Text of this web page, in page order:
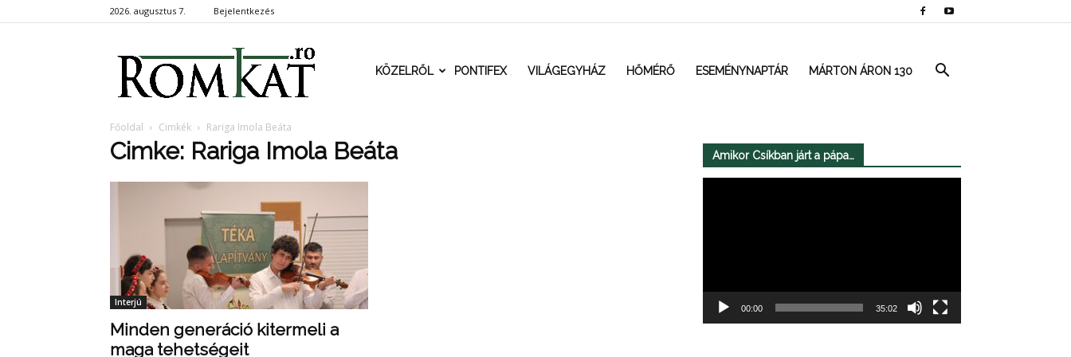
2026. augusztus 7. Bejelentkezés
RomKat.roKÖZELRŐL PONTIFEX VILÁGEGYHÁZ HŐMÉRŐ ESEMÉNYNAPTÁR MÁRTON ÁRON 130
Főoldal Cimkék Rariga Imola Beáta
Cimke: Rariga Imola Beáta
Interjú
Minden generáció kitermeli a
maga tehetségeit
Amikor Csíkban járt a pápa…
00:00 35:02